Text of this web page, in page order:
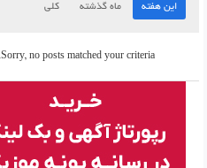
این هفته ماه گذشته کلی
Sorry, no posts matched your criteria.